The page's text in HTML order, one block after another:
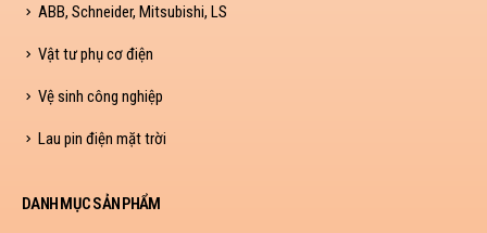
ABB, Schneider, Mitsubishi, LS
Vật tư phụ cơ điện
Vệ sinh công nghiệp
Lau pin điện mặt trời
DANH MỤC SẢN PHẨM